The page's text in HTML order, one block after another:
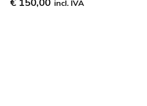
incl. IVA